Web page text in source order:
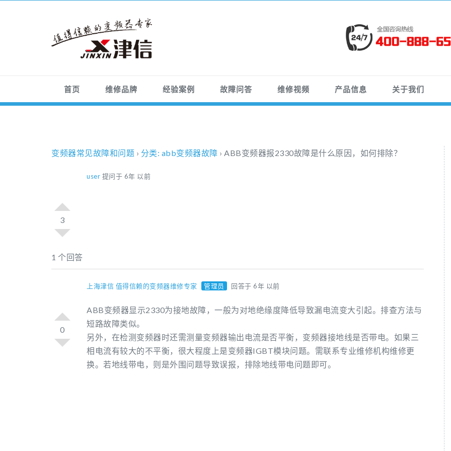
首页 维修品牌 经验案例 故障问答 维修视频 产品信息 关于我们
变频器常见故障和问题 › 分类: abb变频器故障 › ABB变频器报2330故障是什么原因，如何排除？
3
user 提问于 6年 以前
1 个回答
0
上海津信 值得信赖的变频器维修专家 管理员 回答于 6年 以前
ABB变频器显示2330为接地故障，一般为对地绝缘度降低导致漏电流变大引起。排查方法与
短路故障类似。
另外，在检测变频器时还需测量变频器输出电流是否平衡，变频器接地线是否带电。如果三
相电流有较大的不平衡，很大程度上是变频器IGBT模块问题。需联系专业维修机构维修更
换。若地线带电，则是外围问题导致误报，排除地线带电问题即可。